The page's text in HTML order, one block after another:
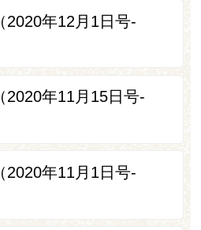
2020年12月1日号-
2020年11月15日号-
2020年11月1日号-